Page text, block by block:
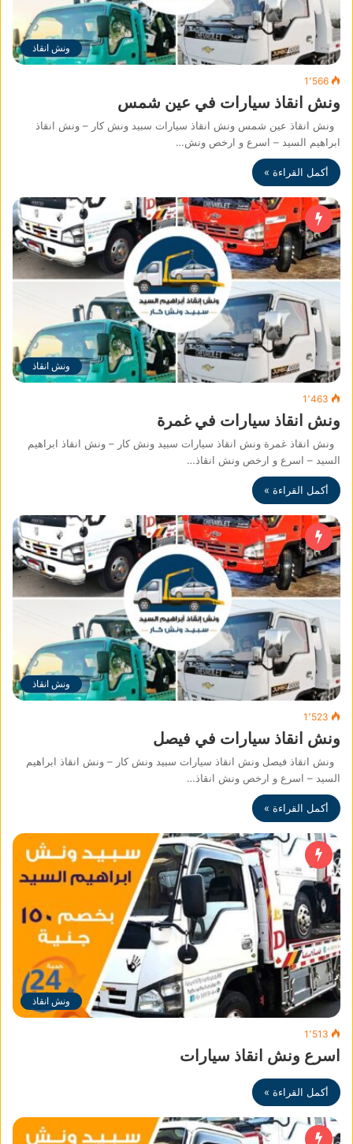
ونش انقاذ
1٬566
ونش انقاذ سيارات في عين شمس
ونش انقاذ عين شمس ونش انقاذ سيارات سبيد ونش كار – ونش انقاذ
ابراهيم السيد – اسرع و ارخص ونش…
أكمل القراءة »
ونش انقاذ
1٬463
ونش انقاذ سيارات في غمرة
ونش انقاذ غمرة ونش انقاذ سيارات سبيد ونش كار – ونش انقاذ ابراهيم
السيد – اسرع و ارخص ونش انقاذ…
أكمل القراءة »
ونش انقاذ
1٬523
ونش انقاذ سيارات في فيصل
ونش انقاذ فيصل ونش انقاذ سيارات سبيد ونش كار – ونش انقاذ ابراهيم
السيد – اسرع و ارخص ونش انقاذ…
أكمل القراءة »
ونش انقاذ
1٬513
اسرع ونش انقاذ سيارات
أكمل القراءة »